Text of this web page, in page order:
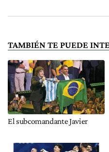
TAMBIÉN TE PUEDE
El subcomandante Javier